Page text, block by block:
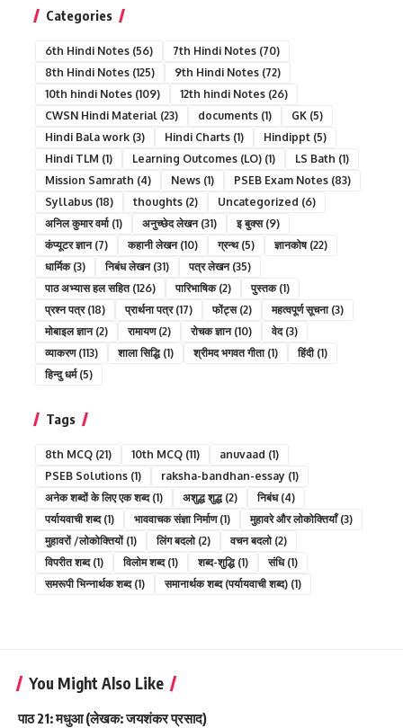
Categories
6th Hindi Notes (56) 7th Hindi Notes (70)
8th Hindi Notes (125) 9th Hindi Notes (72)
10th hindi Notes (109) 12th hindi Notes (26)
CWSN Hindi Material (23) documents (1) GK (5)
Hindi Bala work (3) Hindi Charts (1) Hindippt (5)
Hindi TLM (1) Learning Outcomes (LO) (1) LS Bath (1)
Mission Samrath (4) News (1) PSEB Exam Notes (83)
Syllabus (18) thoughts (2) Uncategorized (6)
अनिल कुमार वर्मा(1) अनुच्छेद लेखन(31) इ बुक्स(9)
कंप्यूटर ज्ञान(7) कहानी लेखन(10) ग्रन्थ(5) ज्ञानकोष(22)
धार्मिक(3) निबंध लेखन(31) पत्र लेखन(35)
पाठ अभ्यास हल सहित(126) पारिभाषिक(2) पुस्तक(1)
प्रश्न पत्र(18) प्रार्थना पत्र(17) फोंट्स(2) महत्वपूर्ण सूचना(3)
मोबाइल ज्ञान(2) रामायण(2) रोचक ज्ञान(10) वेद(3)
व्याकरण(113) शाला सिद्धि(1) श्रीमद भगवत गीता(1) हिंदी(1)
हिन्दु धर्म(5)
Tags
8th MCQ (21) 10th MCQ (11) anuvaad (1)
PSEB Solutions (1) raksha-bandhan-essay (1)
अनेक शब्दों के लिए एक शब्द(1) अशुद्ध शुद्ध(2) निबंध(4)
पर्यायवाची शब्द(1) भाववाचक संज्ञा निर्माण(1) मुहावरे और लोकोक्तियाँ(3)
मुहावरों /लोकोक्तियों(1) लिंग बदलो(2) वचन बदलो(2)
विपरीत शब्द(1) विलोम शब्द(1) शब्द-शुद्धि(1) संधि(1)
समरूपी भिन्नार्थक शब्द(1) समानार्थक शब्द (पर्यायवाची शब्द) (1)
You Might Also Like
पाठ 21: मधुआ (लेखक: जयशंकर प्रसाद)